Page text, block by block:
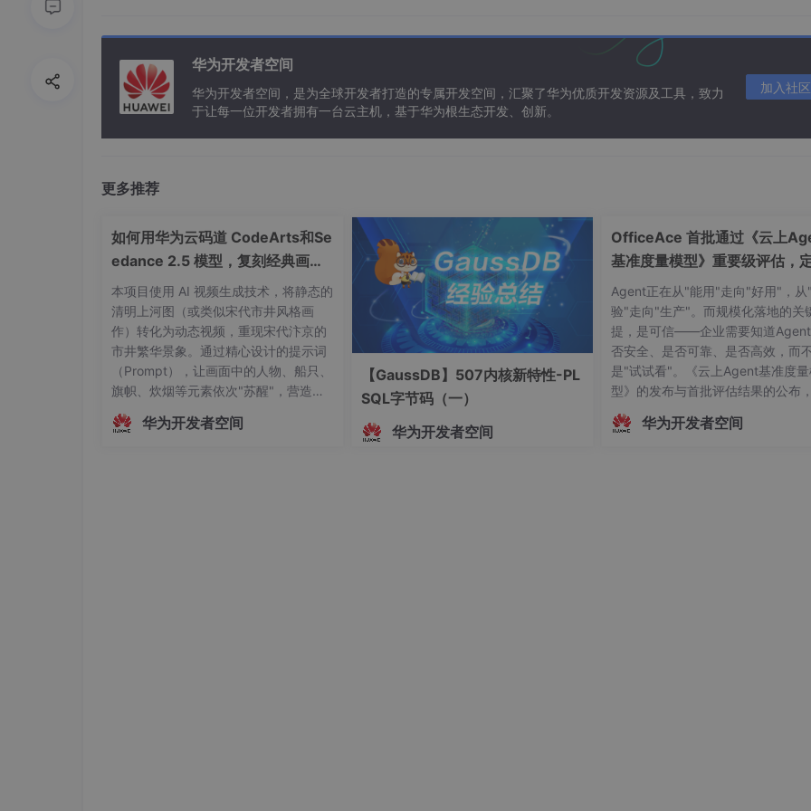
//   this.$message.error("上传头像图片只能是 JPG 和 PNG 格式!");
// }
if
(!isLt1M) {
          imageConversion.
        });
console . log(myImg);
return myImg;
      }
return isLt1M;
若是图片大小超过600kb,就提示用户，图片过大，将对图片进行压缩。然后调用 压缩语句。
执行后，打印结果如图：
华为开发者空间
华为开发者空间，是为全球开发者打造的专属开发空间，汇聚了华为优质开发资源及工具，致力
于让每一位开发者拥有一台云主机，基于华为根生态开发、创新。
加入社区
更多推荐
如何用华为云码道 CodeArts和Se
edance 2.5 模型，复刻经典画作
名场面
本项目使用 AI 视频生成技术，将静态的
清明上河图（或类似宋代市井风格画
作）转化为动态视频，重现宋代汴京的
市井繁华景象。通过精心设计的提示词
（Prompt），让画面中的人物、船只、
旗帜、炊烟等元素依次"苏醒"，营造穿
越时空回到宋代的沉浸式体验。古画图
片 ──→ CodeArts 辅助编写脚本 ──→
华为开发者空间
【GaussDB】507内核新特性-PL
SQL字节码（一）
华为开发者空间
OfficeAce 首批通过《云上
基准度量模型》重要级评估，
智能体可信新标杆
Agent正在从"能用"走向"好用"，从
验"走向"生产"。而规模化落地的关
提，是可信——企业需要知道
否安全、是否可靠、是否高效，而
是"试试看"。《云上Agent基准度量
型》的发布与首批评估结果的公布
志着中国Agent产业正式迈入"有标可
依、有尺可量"的新阶段。OfficeAce
华为开发者空间